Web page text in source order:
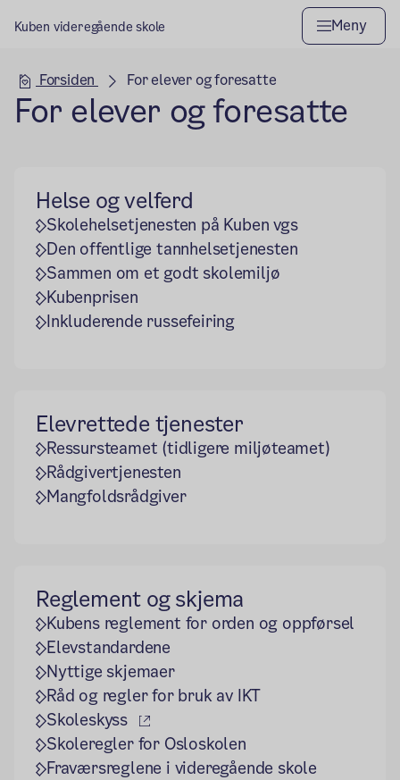
Kuben videregående skole Meny
Hovedseksjon
Forsiden For elever og foresatte
For elever og foresatte
Helse og velferd
Skolehelsetjenesten på Kuben vgs
Den offentlige tannhelsetjenesten
Sammen om et godt skolemiljø
Kubenprisen
Inkluderende russefeiring
Elevrettede tjenester
Ressursteamet (tidligere miljøteamet)
Rådgivertjenesten
Mangfoldsrådgiver
Reglement og skjema
Kubens reglement for orden og oppførsel
Elevstandardene
Nyttige skjemaer
Råd og regler for bruk av IKT
Skoleskyss
(ekstern lenke)
Skoleregler for Osloskolen
Fraværsreglene i videregående skole